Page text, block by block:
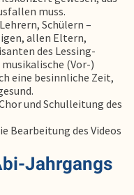
muss.
Schülern –
allen Eltern,
des Lessing-
(Vor-)
eine besinnliche Zeit,
und Schulleitung des
Bearbeitung des Videos
Jahrgangs